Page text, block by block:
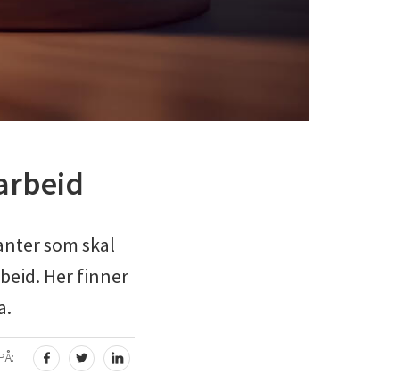
som skal
Her finner
DEL PÅ FACEBOOK
DEL PÅ TWITTER
DEL PÅ LINKEDIN